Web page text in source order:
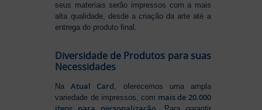
seus materiais serão impressos com a mais
alta qualidade, desde a criação da arte até a
entrega do produto final.
Diversidade de Produtos para suas
Necessidades
NaAtual Card, oferecemos uma ampla
variedade de impressos, com mais de 20.000